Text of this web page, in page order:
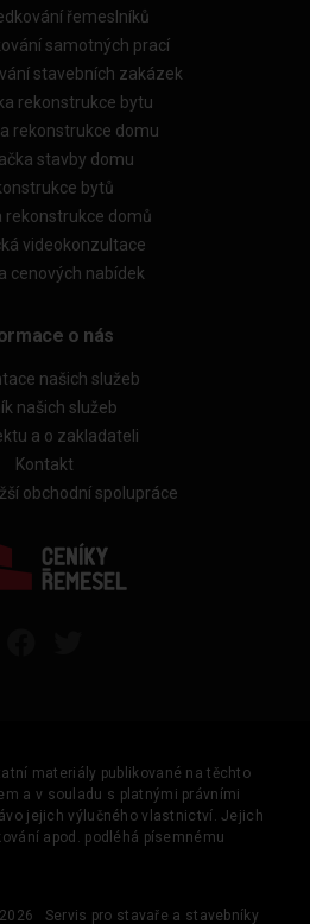
řemeslníků
samotných prací
stavebních zakázek
rekonstrukce bytu
rekonstrukce domu
stavby domu
bytů
rekonstrukce domů
videokonzultace
cenových nabídek
o nás
našich služeb
našich služeb
a o zakladateli
Kontakt
obchodní spolupráce
materiály publikované na těchto
a v souladu s platnými právními
jejich výlučného vlastnictví. Jejich
apod. podléhá písemnému
Servis pro stavaře a stavebníky